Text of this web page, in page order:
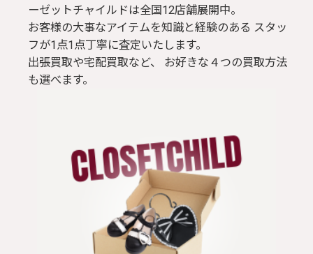
ーゼットチャイルドは全国12店舗展開中。
お客様の大事なアイテムを知識と経験のある スタッ
フが1点1点丁寧に査定いたします。
出張買取や宅配買取など、 お好きな４つの買取方法
も選べます。